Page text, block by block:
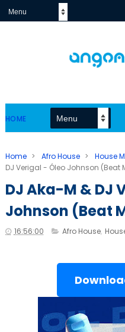
HOME
Home > Afro House > House
DJ Verigal - Óleo Johnson (Beat
DJ Aka-M & DJ
Johnson (Beat
16:56:00 Afro House,